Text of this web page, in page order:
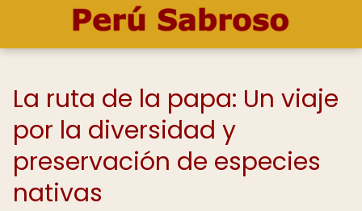
La ruta de la papa: Un viaje
por la diversidad y
preservación de especies
nativas